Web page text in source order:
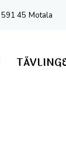
45 Motala